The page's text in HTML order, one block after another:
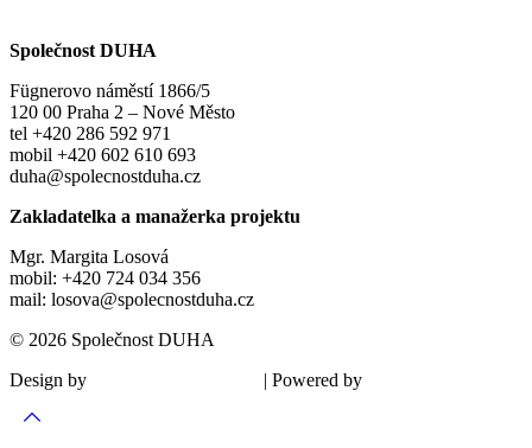
Společnost DUHA
Fügnerovo náměstí 1866/5
120 00 Praha 2 – Nové Město
tel +420 286 592 971
mobil +420 602 610 693
duha@spolecnostduha.cz
Zakladatelka a manažerka projektu
Mgr. Margita Losová
mobil: +420 724 034 356
mail: losova@spolecnostduha.cz
© 2026 Společnost DUHA
Design by
| Powered by